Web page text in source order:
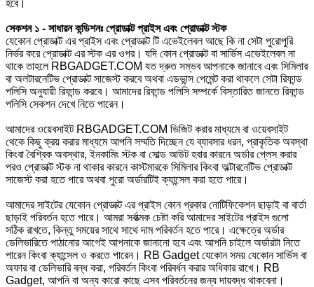
হবে।
সেকশন ১ - সাধারন কন্ডিশনঃ প্রোডাক্ট প্রাইস এবং প্রোডাক্ট স্টক
যেকোন প্রোডাক্ট এর প্রাইস এবং প্রোডাক্ট টি এভেইলেবল আছে কি না সেটা পুরোপুরি
নির্ভর করে প্রোডাক্ট এর স্টক এর ওপর। যদি কোন প্রোডাক্ট বা সার্ভিস এভেইলেবল না
থাকে তাহলে RBGADGET.COM যত দ্রুত সম্ভব আপনাকে জানাবে এবং সিমিলার
বা অলটারনেটিভ প্রোডাক্ট সাজেস্ট করবে অথবা এডভান্স পেমেন্ট করা থাকলে সেটা রিফান্ড
পলিসি অনুযায়ী রিফান্ড করবে। আমাদের রিফান্ড পলিসি সম্পর্কে বিস্তারিত জানতে রিফান্ড
পলিসি সেকশন দেখে নিতে পারেন।
আমাদের ওয়েবসাইট RBGADGET.COM ভিজিট করার মাধ্যমে বা ওয়েবসাইট
থেকে কিছু ক্রয় করার মাধ্যমে আপনি সম্মতি দিচ্ছেন যে ব্যাবসার ধরন, প্রাকৃতিক অবস্থা
কিংবা বৈশ্বিক অবস্থার, ইনকামিং স্টক বা সোল্ড আউট হবার কারনে অর্ডার প্লেস করার
পরও প্রোডাক্ট স্টক না থাকার কারনে কাস্টমারকে সিমিলার কিংবা অল্টারনেটিভ প্রোডাক্ট
সাজেস্ট করা হতে পারে অথবা পুরো অর্ডারটিই ক্যান্সেল করা হতে পারে।
আমাদের সাইটের যেকোন প্রোডাক্ট এর প্রাইস কোন প্রকার নোটিফিকেশন ছাড়াই বা বার্তা
ছাড়াই পরিবর্তন হতে পারে। আমরা সর্বাত্মক চেষ্টা করি আমাদের সাইটের প্রাইস গুলো
সঠিক রাখতে, কিন্তু সময়ের সাথে সাথে দাম পরিবর্তন হতে পারে। এক্ষেত্রে অর্ডার
ডেলিভারিতে পাঠানোর আগেই আপনাকে জানানো হবে এবং আপনি চাইলে অর্ডারটা নিতে
পারেন কিংবা ক্যান্সেল ও করতে পারেন। RB Gadget যেকোন সময় যেকোন সার্ভিস বা
অফার বা ডেলিভারি বন্ধ করা, পরিবর্তন কিংবা পরিবর্ধন করার অধিকার রাখে। RB
Gadget, আপনি বা অন্য কারো কাছে এসব পরিবর্তনের জন্য দায়বদ্ধ থাকবেনা।